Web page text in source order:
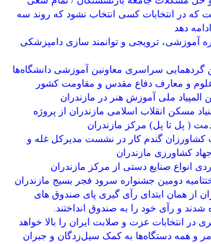
که در انتخابات کسی انتخاب نشود که روند سه
دهد
۶۱ دوره آموزشی، ترویجی و توانمند سازی دامپزشکی
گردهمایی سراسری معاونین آموزشی دانشگاه‌ها
و معارف دفاع مقدس و مقاومت کشور
المپیاد ملی آموزش هنر در مازندران
مسکن انقلاب اسلامی مازندران از پروژه
( پل تا پل) مرکز مازندران
کشاورزان گندم کار در نشست مدیرکل غله و
کشاورزی مازندران
دومین جشنواره سرود فجر بسیج مازندران
از همان ابتدای رآی گیری پای صندوق های
و رآی خود را به صندوق انداختند.
در انتخابات عزت و صلابت ایران را بالا خواهد
و همه دستگاه‌ها به کمک سیل‌زدگان و جبران